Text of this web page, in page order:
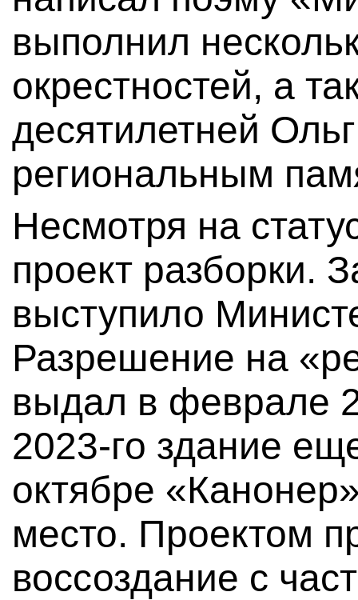
выполнил
окрестностей, а
десятилетней
региональным
Несмотря на
проект разборки.
выступило
Разрешение на
выдал в феврале
2023-го здание
октябре
место. Проектом
воссоздание с